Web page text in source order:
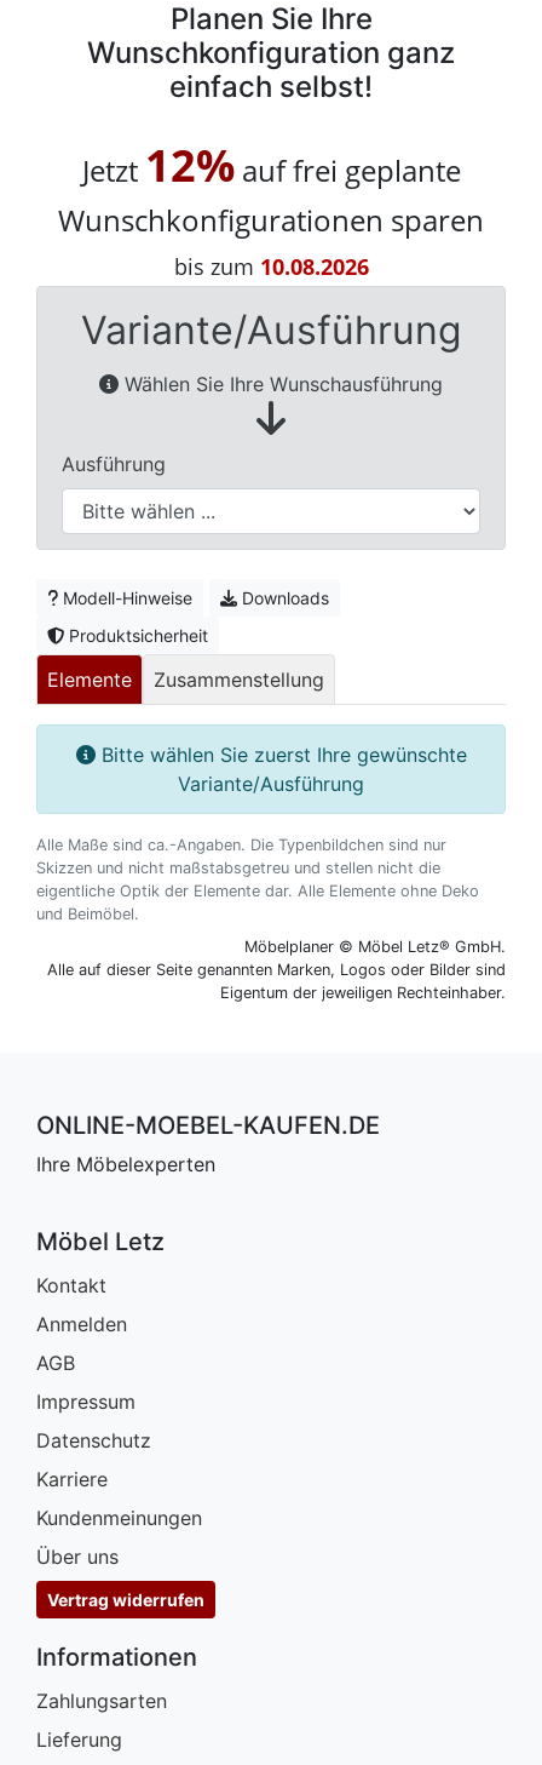
Planen Sie Ihre
Wunschkonfiguration ganz
einfach selbst!
Jetzt 12%auf frei geplante
Wunschkonfigurationen sparen
bis zum 10.08.2026
Variante/Ausführung
Wählen Sie Ihre Wunschausführung
Ausführung
Modell-Hinweise
Downloads
Produktsicherheit
Elemente Zusammenstellung
Bitte wählen Sie zuerst Ihre gewünschte
Variante/Ausführung
Alle Maße sind ca.-Angaben. Die Typenbildchen sind nur
Skizzen und nicht maßstabsgetreu und stellen nicht die
eigentliche Optik der Elemente dar. Alle Elemente ohne Deko
und Beimöbel.
Möbelplaner © Möbel Letz® GmbH.
Alle auf dieser Seite genannten Marken, Logos oder Bilder sind
Eigentum der jeweiligen Rechteinhaber.
ONLINE-MOEBEL-KAUFEN.DE
Ihre Möbelexperten
Möbel Letz
Kontakt
Anmelden
AGB
Impressum
Datenschutz
Karriere
Kundenmeinungen
Über uns
Vertrag widerrufen
Informationen
Zahlungsarten
Lieferung